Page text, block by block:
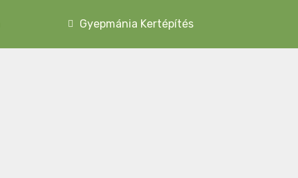
Gyepmánia Kertépítés